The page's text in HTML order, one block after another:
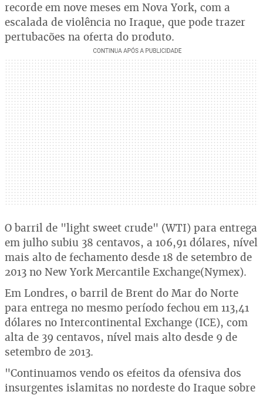
recorde em nove meses em Nova York, com a
escalada de violência no Iraque, que pode trazer
pertubações na oferta do produto.
O barril de "light sweet crude" (WTI) para entrega
em julho subiu 38 centavos, a 106,91 dólares, nível
mais alto de fechamento desde 18 de setembro de
2013 no New York Mercantile Exchange(Nymex).
Em Londres, o barril de Brent do Mar do Norte
para entrega no mesmo período fechou em 113,41
dólares no Intercontinental Exchange (ICE), com
alta de 39 centavos, nível mais alto desde 9 de
setembro de 2013.
"Continuamos vendo os efeitos da ofensiva dos
insurgentes islamitas no nordeste do Iraque sobre